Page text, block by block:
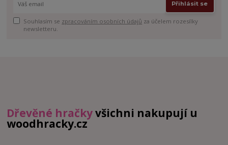
Přihlásit se
Souhlasím se zpracováním osobních údajů za účelem rozesílky
newsletteru.
Dřevěné hračkyvšichni nakupují u
woodhracky.cz